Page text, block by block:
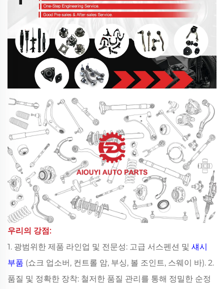
우리의 강점:
1. 광범위한 제품 라인업 및 전문성: 고급 서스펜션 및 섀시
부품 (쇼크 업소버, 컨트롤 암, 부싱, 볼 조인트, 스웨이 바). 2.
품질 및 정확한 장착: 철저한 품질 관리를 통해 정밀한 순정